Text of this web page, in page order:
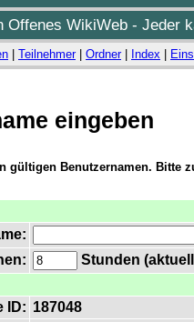
Offenes WikiWeb - Jeder
Teilnehmer| Ordner| Index
eingeben
gültigen Benutzernamen. Bitte
Stunden
ID: 187048